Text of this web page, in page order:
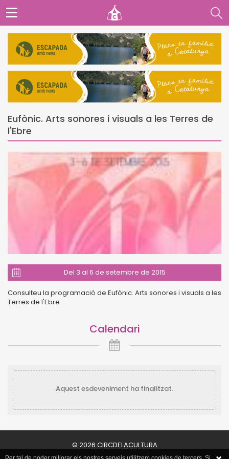
Eufònic. Arts sonores i visuals a les Terres de
l'Ebre
Del 3 al 6 de setembre de 2015
Consulteu la programació de Eufònic. Arts sonores i visuals a les
Terres de l'Ebre
Calendari
Aquest esdeveniment ha finalitzat.
© 2026 CIRCDELACULTURA